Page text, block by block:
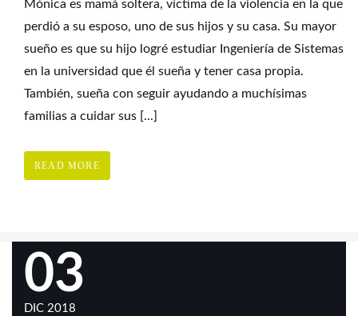
Mónica es mamá soltera, víctima de la violencia en la que
perdió a su esposo, uno de sus hijos y su casa. Su mayor
sueño es que su hijo logré estudiar Ingeniería de Sistemas
en la universidad que él sueña y tener casa propia.
También, sueña con seguir ayudando a muchísimas
familias a cuidar sus [...]
READ MORE
03
DIC 2018